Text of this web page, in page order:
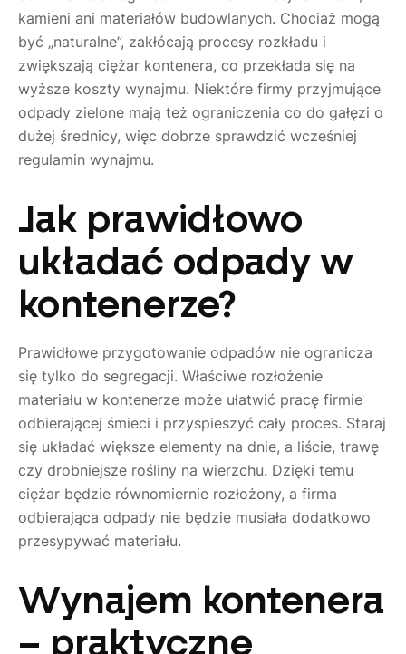
kamieni ani materiałów budowlanych. Chociaż mogą
być „naturalne”, zakłócają procesy rozkładu i
zwiększają ciężar kontenera, co przekłada się na
wyższe koszty wynajmu. Niektóre firmy przyjmujące
odpady zielone mają też ograniczenia co do gałęzi o
dużej średnicy, więc dobrze sprawdzić wcześniej
regulamin wynajmu.
Jak prawidłowo
układać odpady w
kontenerze?
Prawidłowe przygotowanie odpadów nie ogranicza
się tylko do segregacji. Właściwe rozłożenie
materiału w kontenerze może ułatwić pracę firmie
odbierającej śmieci i przyspieszyć cały proces. Staraj
się układać większe elementy na dnie, a liście, trawę
czy drobniejsze rośliny na wierzchu. Dzięki temu
ciężar będzie równomiernie rozłożony, a firma
odbierająca odpady nie będzie musiała dodatkowo
przesypywać materiału.
Wynajem kontenera
– praktyczne